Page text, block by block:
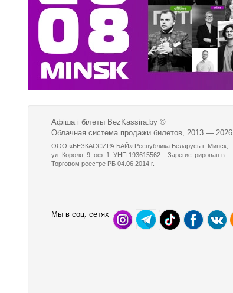
Афіша і білеты BezKassira.by ©
Облачная система продажи билетов, 2013 — 2026
ООО «БЕЗКАССИРА БАЙ» Республика Беларусь г. Минск,
ул. Короля, 9, оф. 1. УНП 193615562. . Зарегистрирован в
Торговом реестре РБ 04.06.2014 г.
Мы в соц. сетях